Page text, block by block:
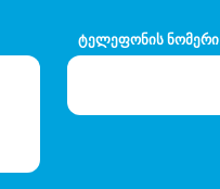
ტელეფონის ნომერი